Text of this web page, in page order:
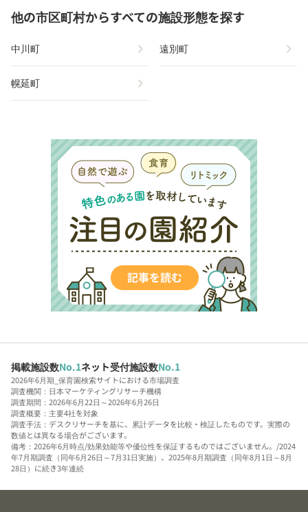
他の市区町村からすべての施設形態を探す
中川町 chevron_right 遠別町 chevron_right
幌延町 chevron_right
掲載施設数No.1ネット受付施設数No.1
2026年6月期_保育園検索サイトにおける市場調査
調査機関：日本マーケティングリサーチ機構
調査期間：2026年6月22日～2026年6月26日
調査概要：主要4社を対象
調査手法：デスクリサーチを基に、累計データを比較・検証したものです。実際の
数値とは異なる場合がございます。
備考：2026年6月時点/効果効能等や優位性を保証するものではございません。/2024
年7月期調査（同年6月26日～7月31日実施）、2025年8月期調査（同年8月1日～8月
28日）に続き3年連続